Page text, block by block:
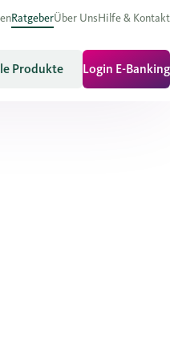
RatgeberÜber UnsHilfe & Kontakt
Produkte Login E-Banking